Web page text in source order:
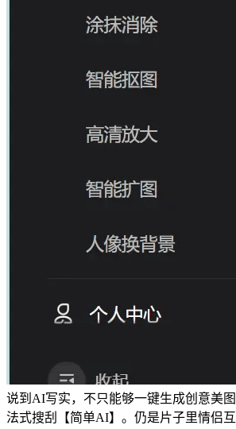
说到AI写实，不只能够一键生成创意美
法式搜刮【简单AI】。仍是片子里情侣